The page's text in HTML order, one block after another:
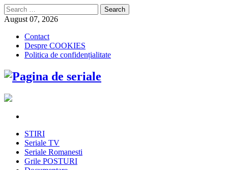
Search
for:
August 07, 2026
Contact
Despre COOKIES
Politica de confidențialitate
STIRI
Seriale TV
Seriale Romanesti
Grile POSTURI